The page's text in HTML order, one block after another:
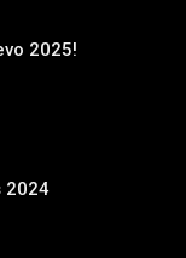
2025!
2024